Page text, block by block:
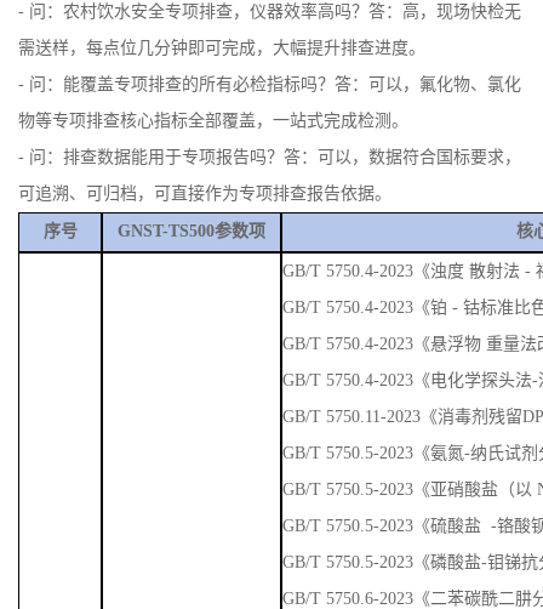
- 问：能覆盖专项排查的所有必检指标吗？答：可以，氟化物、氯化
物等专项排查核心指标全部覆盖，一站式完成检测。
- 问：排查数据能用于专项报告吗？答：可以，数据符合国标要求，
可追溯、可归档，可直接作为专项排查报告依据。
序号 GNST-TS500参数项
GB/T 5750.4-2023《浊度 散射法
GB/T 5750.4-2023《铂 - 钴标准比
GB/T 5750.4-2023《悬浮物 重量法
GB/T 5750.4-2023《电化学探头法
GB/T 5750.11-2023《消毒剂残留
GB/T 5750.5-2023《氨氮-纳氏试
GB/T 5750.5-2023《亚硝酸盐（
GB/T 5750.5-2023《硫酸盐 -铬酸
GB/T 5750.5-2023《磷酸盐-钼锑
GB/T 5750.6-2023《二苯碳酰二
GB/T 5750.6-2023《邻菲啰啉分光
GB/T 5750.6-2023《二乙基二硫